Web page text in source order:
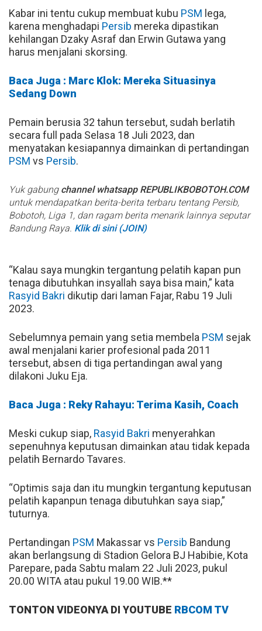
Kabar ini tentu cukup membuat kubu PSM lega,
karena menghadapi Persib mereka dipastikan
kehilangan Dzaky Asraf dan Erwin Gutawa yang
harus menjalani skorsing.
Baca Juga : Marc Klok: Mereka Situasinya
Sedang Down
Pemain berusia 32 tahun tersebut, sudah berlatih
secara full pada Selasa 18 Juli 2023, dan
menyatakan kesiapannya dimainkan di pertandingan
PSM vs Persib.
Yuk gabung channel whatsapp REPUBLIKBOBOTOH.COM
untuk mendapatkan berita-berita terbaru tentang Persib,
Bobotoh, Liga 1, dan ragam berita menarik lainnya seputar
Bandung Raya. Klik di sini (JOIN)
“Kalau saya mungkin tergantung pelatih kapan pun
tenaga dibutuhkan insyallah saya bisa main,” kata
Rasyid Bakri dikutip dari laman Fajar, Rabu 19 Juli
2023.
Sebelumnya pemain yang setia membela PSM sejak
awal menjalani karier profesional pada 2011
tersebut, absen di tiga pertandingan awal yang
dilakoni Juku Eja.
Baca Juga : Reky Rahayu: Terima Kasih, Coach
Meski cukup siap, Rasyid Bakri menyerahkan
sepenuhnya keputusan dimainkan atau tidak kepada
pelatih Bernardo Tavares.
“Optimis saja dan itu mungkin tergantung keputusan
pelatih kapanpun tenaga dibutuhkan saya siap,”
tuturnya.
Pertandingan PSM Makassar vs Persib Bandung
akan berlangsung di Stadion Gelora BJ Habibie, Kota
Parepare, pada Sabtu malam 22 Juli 2023, pukul
20.00 WITA atau pukul 19.00 WIB.**
TONTON VIDEONYA DI YOUTUBE RBCOM TV